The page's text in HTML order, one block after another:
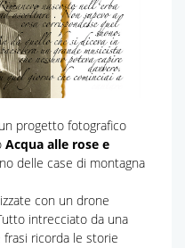
progetto fotografico
Acqua alle rose e
delle case di montagna
con un drone
intrecciato da una
ricorda le storie